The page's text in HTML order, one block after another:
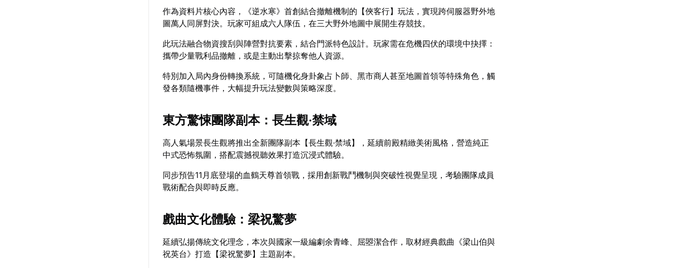
作為資料片核心內容，《逆水寒》首創結合撤離機制的【俠客行】玩法，實現跨伺服器野外地
圖萬人同屏對決。玩家可組成六人隊伍，在三大野外地圖中展開生存競技。
此玩法融合物資搜刮與陣營對抗要素，結合門派特色設計。玩家需在危機四伏的環境中抉擇：
攜帶少量戰利品撤離，或是主動出擊掠奪他人資源。
特別加入局內身份轉換系統，可隨機化身卦象占卜師、黑市商人甚至地圖首領等特殊角色，觸
發各類隨機事件，大幅提升玩法變數與策略深度。
東方驚悚團隊副本：長生觀·禁域
高人氣場景長生觀將推出全新團隊副本【長生觀·禁域】，延續前殿精緻美術風格，營造純正
中式恐怖氛圍，搭配震撼視聽效果打造沉浸式體驗。
同步預告11月底登場的血鶴天尊首領戰，採用創新戰鬥機制與突破性視覺呈現，考驗團隊成員
戰術配合與即時反應。
戲曲文化體驗：梁祝驚夢
延續弘揚傳統文化理念，本次與國家一級編劇余青峰、屈曌潔合作，取材經典戲曲《梁山伯與
祝英台》打造【梁祝驚夢】主題副本。